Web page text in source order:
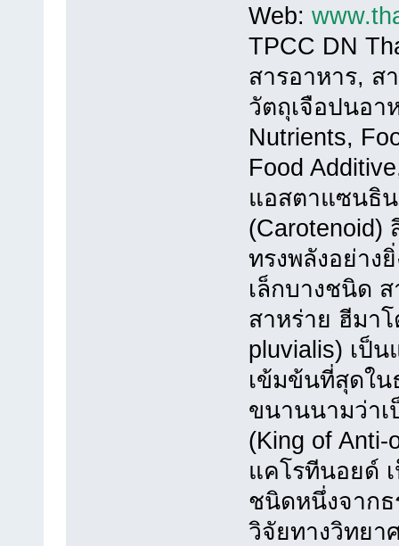
Web:
TPCC DN
สารอาหาร, ส
วัตถุเจือปนอา
Nutrients,
Food
แอสตาแซนธิ
(Carotenoid)
ทรงพลังอย่าง
เล็กบางชนิด
สาหร่าย ฮีมา
pluvialis) เป็
เข้มข้นที่สุดใ
ขนานนามว่าเ
(King of
แคโรทีนอยด์
ชนิดหนึ่งจากธ
วิจัยทางวิทยา